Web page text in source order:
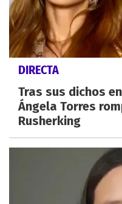
DIRECTA
Tras sus dichos
Ángela Torres
Rusherking